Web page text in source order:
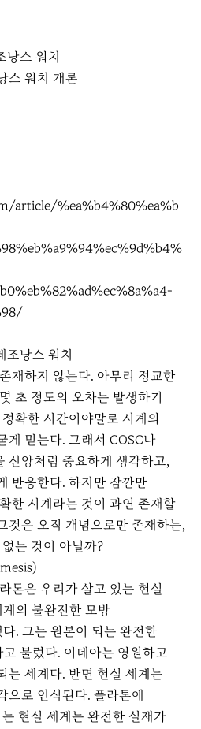
낭스 워치
스 워치 개론
article/%ea%b4%80%ea%b
재하지 않는다. 아무리 정교한
초 정도의 오차는 발생하기
확한 시간이야말로 시계의
게 믿는다. 그래서 COSC나
신앙처럼 중요하게 생각하고,
반응한다. 하지만 잠깐만
한 시계라는 것이 과연 존재할
것은 오직 개념으로만 존재하는,
는 것이 아닐까?
톤은 우리가 살고 있는 현실
의 불완전한 모방
. 그는 원본이 되는 완전한
고 불렀다. 이데아는 영원하고
는 세계다. 반면 현실 세계는
으로 인식된다. 플라톤에
현실 세계는 완전한 실재가